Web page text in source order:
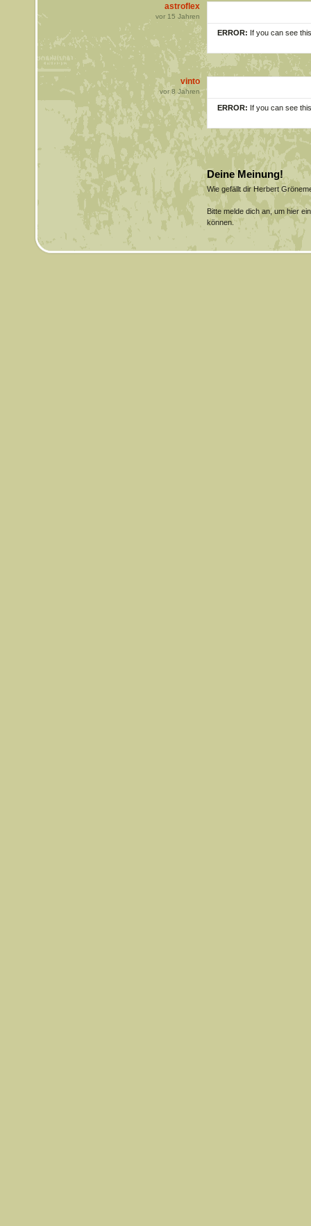
astroflex
vor 15 Jahren
ERROR: If you can see
vinto
vor8 Jahren
ERROR: If you can see
Deine Meinung!
Wie gefällt dir Herbert
Bitte melde dich an, um hier
können.